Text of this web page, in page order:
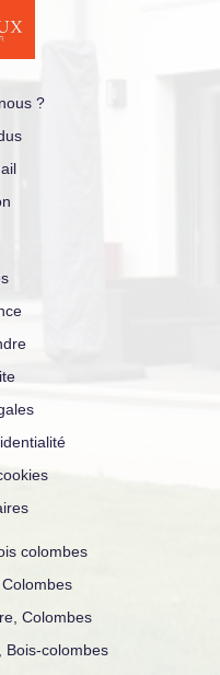
?
colombes
Colombes
Bois-colombes